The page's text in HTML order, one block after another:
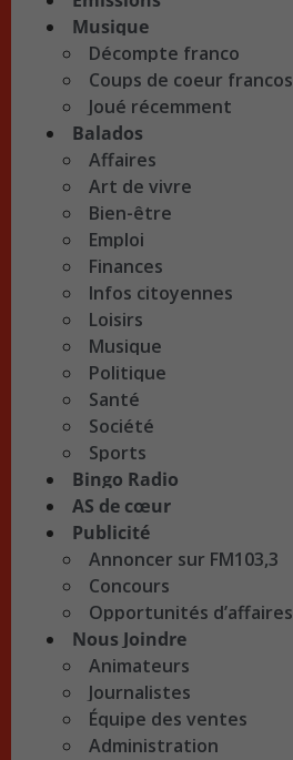
Musique
Décompte franco
Coups de coeur francos
Joué récemment
Balados
Affaires
Art de vivre
Bien-être
Emploi
Finances
Infos citoyennes
Loisirs
Musique
Politique
Santé
Société
Sports
Bingo Radio
AS de cœur
Publicité
Annoncer sur FM103,3
Concours
Opportunités d’affaires
Nous Joindre
Animateurs
Journalistes
Équipe des ventes
Administration